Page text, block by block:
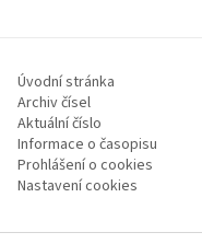
Úvodní stránka
Archiv čísel
Aktuální číslo
Informace o časopisu
Prohlášení o cookies
Nastavení cookies